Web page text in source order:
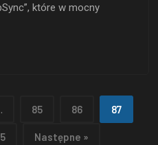
które w mocny
wyrazistymi obrazami,
gdzie leżą nadzieja,
roku grupa …
85 86 87
Następne »